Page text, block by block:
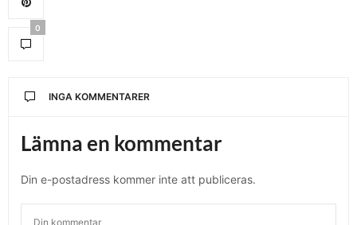
0
INGA KOMMENTARER
Lämna en kommentar
Din e-postadress kommer inte att publiceras.